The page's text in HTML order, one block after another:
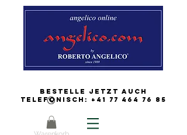
Bestelle jetzt auch
Telefonisch: +41 77 464 76 85